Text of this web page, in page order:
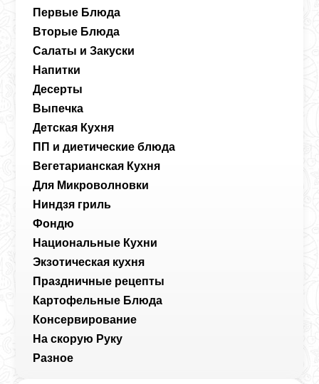
Первые Блюда
Вторые Блюда
Салаты и Закуски
Напитки
Десерты
Выпечка
Детская Кухня
ПП и диетические блюда
Вегетарианская Кухня
Для Микроволновки
Ниндзя гриль
Фондю
Национальные Кухни
Экзотическая кухня
Праздничные рецепты
Картофельные Блюда
Консервирование
На скорую Руку
Разное